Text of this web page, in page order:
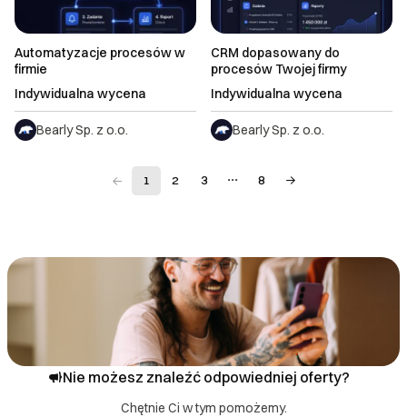
Bearly Sp. z o.o.
Automatyzacje procesów w
firmie
Indywidualna wycena
Bearly Sp. z o.o.
CRM dopasowany do
procesów Twojej firmy
Indywidualna wycena
1 2 3 8
Nie możesz znaleźć odpowiedniej oferty?
Chętnie Ci w tym pomożemy.